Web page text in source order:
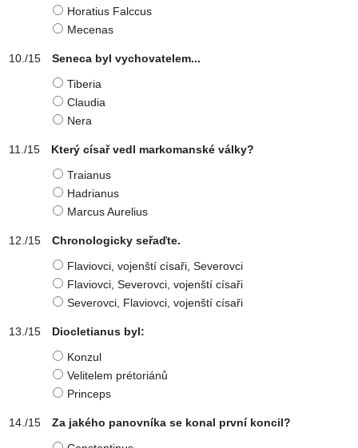
Horatius Falccus
Mecenas
Seneca byl vychovatelem...
Tiberia
Claudia
Nera
Který císař vedl markomanské války?
Traianus
Hadrianus
Marcus Aurelius
Chronologicky seřaďte.
Flaviovci, vojenští císaři, Severovci
Flaviovci, Severovci, vojenští císaři
Severovci, Flaviovci, vojenští císaři
Diocletianus byl:
Konzul
Velitelem prétoriánů
Princeps
Za jakého panovníka se konal první koncil?